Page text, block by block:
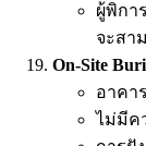
ผู้พิกา
จะสา
On-Site
อาคา
ไม่มีค